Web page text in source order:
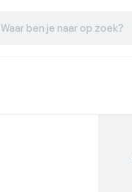
Waar ben je naar op zoek?